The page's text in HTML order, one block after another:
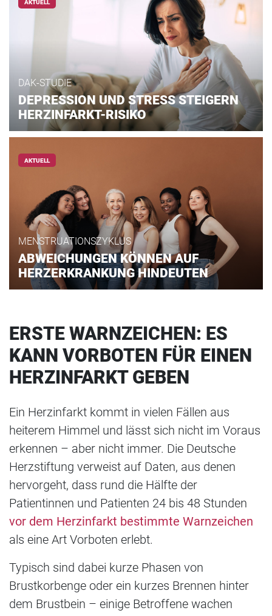
AKTUELL
DAK-STUDIE
DEPRESSION UND STRESS STEIGERN
HERZINFARKT-RISIKO
AKTUELL
MENSTRUATIONSZYKLUS
ABWEICHUNGEN KÖNNEN AUF
HERZERKRANKUNG HINDEUTEN
ERSTE WARNZEICHEN: ES
KANN VORBOTEN FÜR EINEN
HERZINFARKT GEBEN
Ein Herzinfarkt kommt in vielen Fällen aus
heiterem Himmel und lässt sich nicht im Voraus
erkennen – aber nicht immer. Die Deutsche
Herzstiftung verweist auf Daten, aus denen
hervorgeht, dass rund die Hälfte der
Patientinnen und Patienten 24 bis 48 Stunden
vor dem Herzinfarkt bestimmte Warnzeichen
als eine Art Vorboten erlebt.
Typisch sind dabei kurze Phasen von
Brustkorbenge oder ein kurzes Brennen hinter
dem Brustbein – einige Betroffene wachen